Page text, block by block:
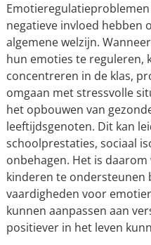
negatieve invloed hebben
algemene welzijn.
hun emoties te reguleren,
concentreren in de klas,
omgaan met stressvolle
het opbouwen van
leeftijdsgenoten. Dit kan
schoolprestaties, sociaal
onbehagen. Het is
kinderen te ondersteunen
vaardigheden voor
kunnen aanpassen aan
positiever in het leven